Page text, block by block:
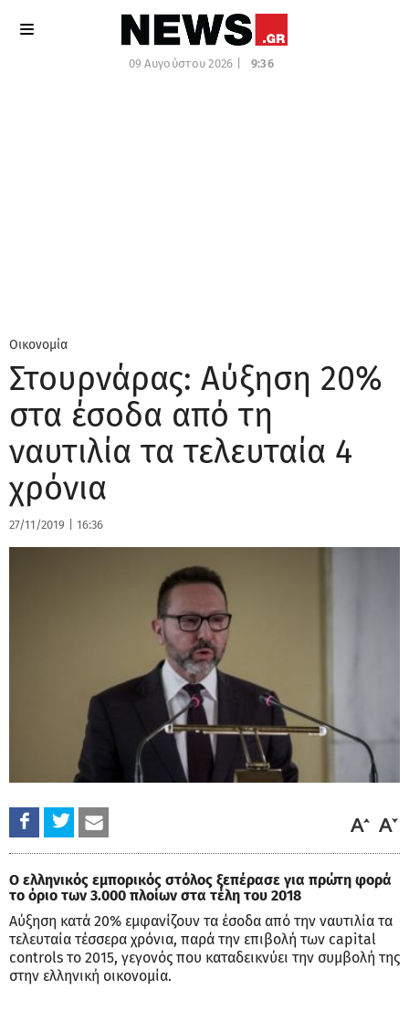
09 Αυγούστου 2026 | 9:36
Οικονομία
Στουρνάρας: Αύξηση 20%
στα έσοδα από τη
ναυτιλία τα τελευταία 4
χρόνια
27/11/2019 16:36
Ο ελληνικός εμπορικός στόλος ξεπέρασε για πρώτη φορά
το όριο των 3.000 πλοίων στα τέλη του 2018
Αύξηση κατά 20% εμφανίζουν τα έσοδα από την ναυτιλία τα
τελευταία τέσσερα χρόνια, παρά την επιβολή των capital
controls το 2015, γεγονός που καταδεικνύει την συμβολή της
στην ελληνική οικονομία.